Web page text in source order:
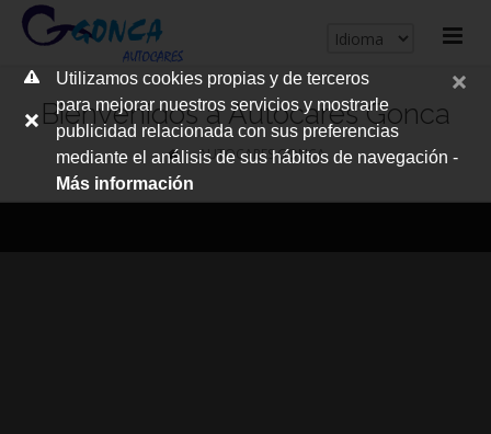
cerrar
Utilizamos cookies propias y de terceros
para mejorar nuestros servicios y mostrarle
publicidad relacionada con sus preferencias
mediante el análisis de sus hábitos de navegación -
Más información
Bienvenidos a Autocares Gonca
AUTOCARES GONCA